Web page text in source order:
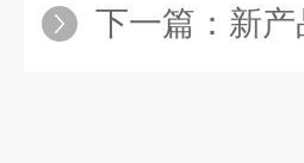
下一篇： 新